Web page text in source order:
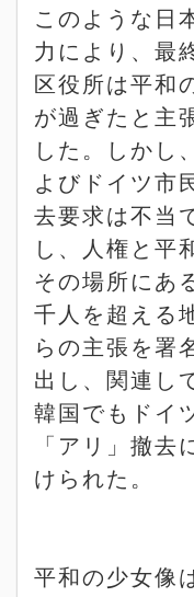
このような日
力により、最
区役所は平和
が過ぎたと主
した。しかし
よびドイツ市
去要求は不当
し、人権と平
その場所にあ
千人を超える
らの主張を署
出し、関連し
韓国でもドイ
「アリ」撤去
けられた。
平和の少女像